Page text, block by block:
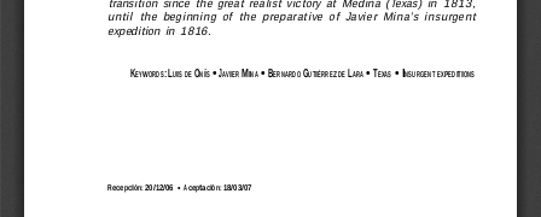
transition  since  the  great  realist  victory  at  Medina  (Texas)  in  1813,
until  the  beginning  of  the  preparative  of  Javier  Mina’s  insurgent
expedition  in  1816.
KEYWORDS: LUIS DE ONÍS • JAVIER M INA • BERNARDO GUTIÉRREZ DE LARA • TEXAS • INSURGENT EXPEDITIONS
Recepción: 20/12/06  •  Aceptación: 18/03/07